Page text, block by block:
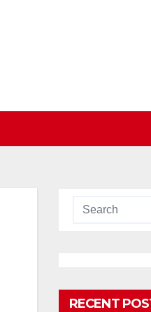
RECENT